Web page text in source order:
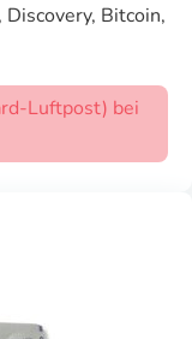
Bitcoin,
Luftpost) bei